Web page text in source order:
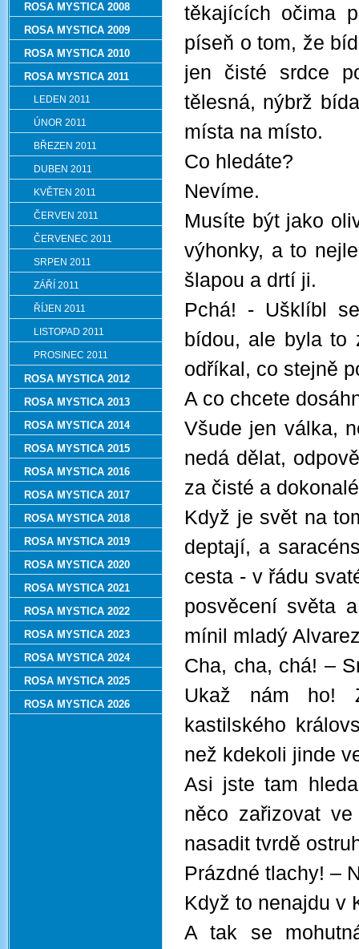
těkajících očima
píseň o tom, že
jen čisté srdce
tělesná, nýbrž
místa na místo.
Co hledáte?
Nevíme.
Musíte být jako
výhonky, a to
šlapou a drtí ji.
Pchá! - Ušklíbl
bídou, ale byla to
odříkal, co stejně
A co chcete
Všude jen válka,
nedá dělat,
za čisté a
Když je svět na
deptají, a
cesta - v řádu
posvěcení světa
mínil mladý
Cha, cha, chá! –
Ukaž nám ho!
kastilského
než kdekoli jinde
Asi jste tam
něco zařizovat
nasadit tvrdě
Prázdné tlachy! –
Když to nenajdu v
A tak se
ROSA MYSTICA 2008
ROSA MYSTICA 2009
ROSA MYSTICA 2010
ROSA MYSTICA 2011
LEDEN 2011
ÚNOR 2011
BŘEZEN 2011
DUBEN 2011
KVĚTEN 2011
ČERVEN 2011
ČERVENEC 2011
SRPEN 2011
ZÁŘÍ 2011
ŘÍJEN 2011
LISTOPAD 2011
PROSINEC 2011
ROSA MYSTICA 2012
ROSA MYSTICA 2013
ROSA MYSTICA 2014
ROSA MYSTICA 2015
ROSA MYSTICA 2016
ROSA MYSTICA 2017
ROSA MYSTICA 2018
ROSA MYSTICA 2019
ROSA MYSTICA 2020
ROSA MYSTICA 2021
ROSA MYSTICA 2022
ROSA MYSTICA 2023
ROSA MYSTICA 2024
ROSA MYSTICA 2025
ROSA MYSTICA 2026